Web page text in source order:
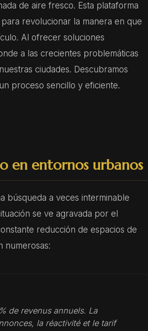
de aire fresco. Esta plataforma
revolucionar la manera en que
Al ofrecer soluciones
a las crecientes problemáticas
ciudades. Descubramos
proceso sencillo y eficiente.
en entornos urbanos
búsqueda a veces interminable
se ve agravada por el
reducción de espacios de
numerosas:
de revenus annuels. La
la réactivité et le tarif